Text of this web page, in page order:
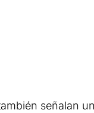
señalan